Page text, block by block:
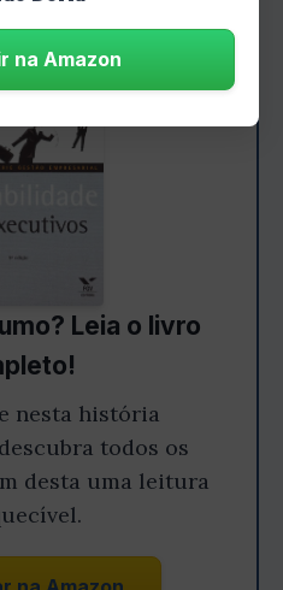
Leia o livro
nesta história
todos os
desta uma leitura
na Amazon